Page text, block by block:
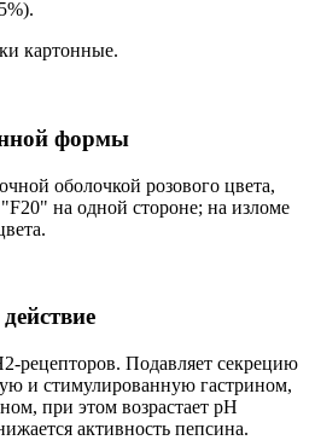
картонные.
формы
оболочкой розового цвета,
на одной стороне; на изломе
рецепторов. Подавляет секрецию
и стимулированную гастрином,
при этом возрастает рН
активность пепсина.